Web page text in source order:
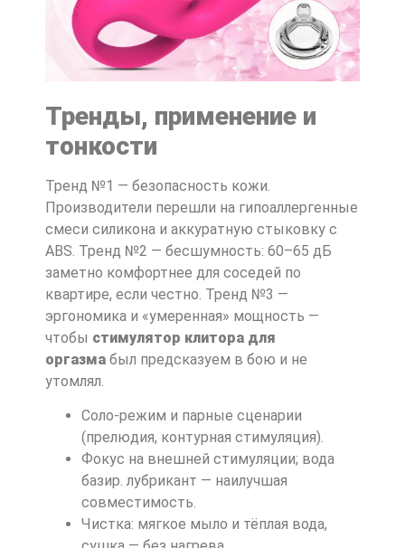
Тренды, применение и
тонкости
Тренд №1 — безопасность кожи.
Производители перешли на гипоаллергенные
смеси силикона и аккуратную стыковку с
ABS. Тренд №2 — бесшумность: 60–65 дБ
заметно комфортнее для соседей по
квартире, если честно. Тренд №3 —
эргономика и «умеренная» мощность —
чтобы стимулятор клитора для
оргазма был предсказуем в бою и не
утомлял.
Соло-режим и парные сценарии
(прелюдия, контурная стимуляция).
Фокус на внешней стимуляции; вода
базир. лубрикант — наилучшая
совместимость.
Чистка: мягкое мыло и тёплая вода,